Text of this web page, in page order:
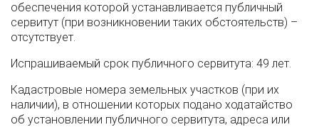
обеспечения которой устанавливается публичный
сервитут (при возникновении таких обстоятельств) –
отсутствует.
Испрашиваемый срок публичного сервитута: 49 лет.
Кадастровые номера земельных участков (при их
наличии), в отношении которых подано ходатайство
об установлении публичного сервитута, адреса или